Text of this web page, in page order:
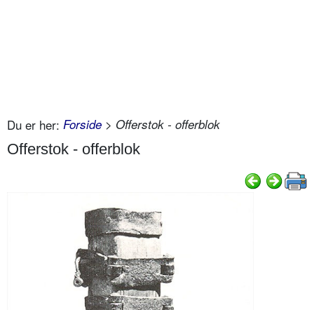
Du er her: Forside > Offerstok - offerblok
Offerstok - offerblok